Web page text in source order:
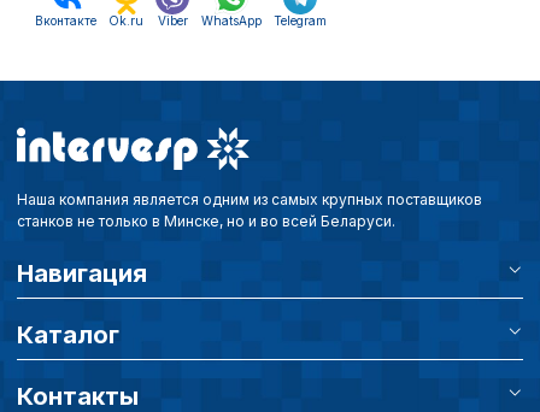
Вконтакте Ok.ru Viber WhatsApp Telegram
Наша компания является одним из самых крупных поставщиков
станков не только в Минске, но и во всей Беларуси.
Навигация
Каталог
Контакты
Вы можете настроить
каждого типа файлов
Ваш выбор настроек на
этого периода Сайт
настроек файлов cookie
согласие) в любое
верхней части
параметров